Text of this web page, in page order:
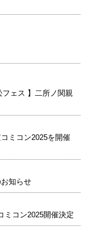
ェス 】二所ノ関親
ミコン2025を開催
知らせ
ミコン2025開催決定